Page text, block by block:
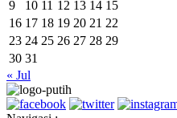
9
10 11 12 13 14 15
16 17 18 19 20 21 22
23 24 25 26 27 28 29
30 31
« Jul